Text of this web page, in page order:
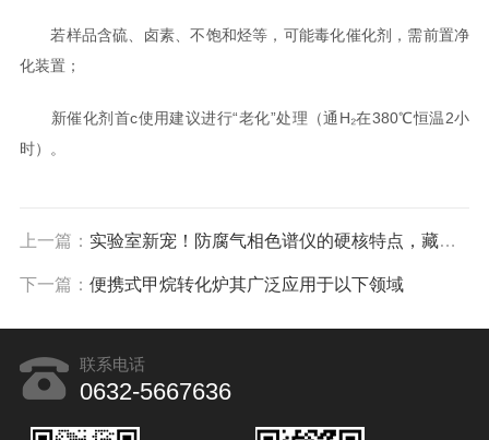
若样品含硫、卤素、不饱和烃等，可能毒化催化剂，需前置净
化装置；
新催化剂首c使用建议进行“老化”处理（通H₂在380℃恒温2小
时）。
上一篇： 实验室新宠！防腐气相色谱仪的硬核特点，藏着检测的“稳定密码”
下一篇： 便携式甲烷转化炉其广泛应用于以下领域
联系电话
0632-5667636